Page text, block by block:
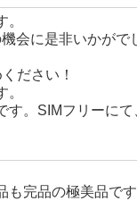
会に是非いかがで
ださい！
。SIMフリーに
完品の極美品です